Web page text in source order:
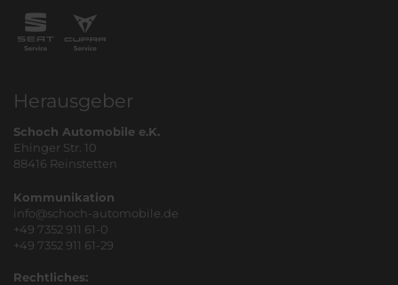
Herausgeber
Schoch Automobile e.K.
Ehinger Str. 10
88416 Reinstetten
Kommunikation
info@schoch-automobile.de
+49 7352 911 61-0
+49 7352 911 61-29
Rechtliches: